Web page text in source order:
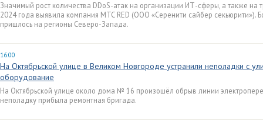
Значимый рост количества DDoS-атак на организации ИТ-сферы, а также на
2024 года выявила компания МТС RED (ООО «Серенити сайбер секьюрити»).
пришлось на регионы Северо-Запада.
16:00
На Октябрьской улице в Великом Новгороде устранили неполадки с
оборудование
На Октябрьской улице около дома № 16 произошёл обрыв линии
неполадку прибыла ремонтная бригада.